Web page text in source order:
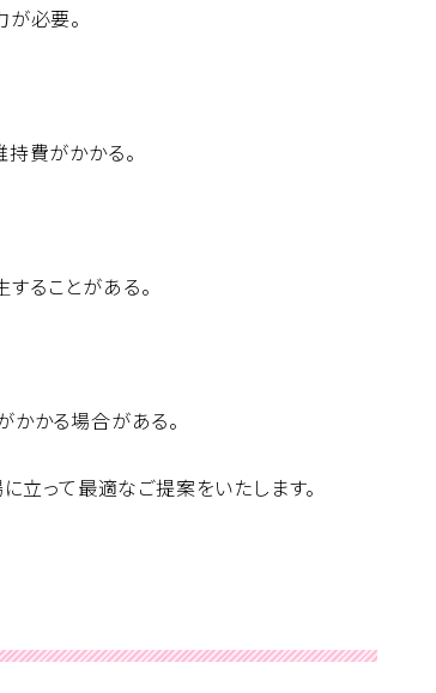
必要。
費がかかる。
ることがある。
かかる場合がある。
立って最適なご提案をいたします。